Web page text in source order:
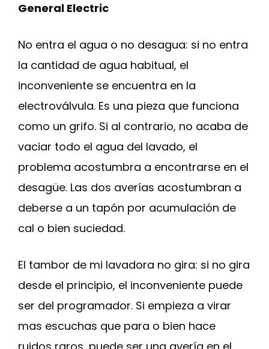
General Electric
No entra el agua o no desagua: si no entra
la cantidad de agua habitual, el
inconveniente se encuentra en la
electroválvula. Es una pieza que funciona
como un grifo. Si al contrario, no acaba de
vaciar todo el agua del lavado, el
problema acostumbra a encontrarse en el
desagüe. Las dos averías acostumbran a
deberse a un tapón por acumulación de
cal o bien suciedad.
El tambor de mi lavadora no gira: si no gira
desde el principio, el inconveniente puede
ser del programador. Si empieza a virar
mas escuchas que para o bien hace